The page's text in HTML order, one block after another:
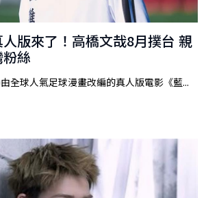
人版來了！高橋文哉8月撲台 親
絲
全球人氣足球漫畫改編的真人版電影《藍...